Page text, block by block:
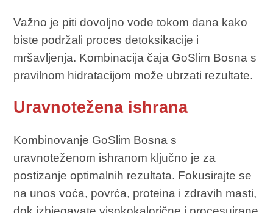
Važno je piti dovoljno vode tokom dana kako
biste podržali proces detoksikacije i
mršavljenja. Kombinacija čaja GoSlim Bosna s
pravilnom hidratacijom može ubrzati rezultate.
Uravnotežena ishrana
Kombinovanje GoSlim Bosna s
uravnoteženom ishranom ključno je za
postizanje optimalnih rezultata. Fokusirajte se
na unos voća, povrća, proteina i zdravih masti,